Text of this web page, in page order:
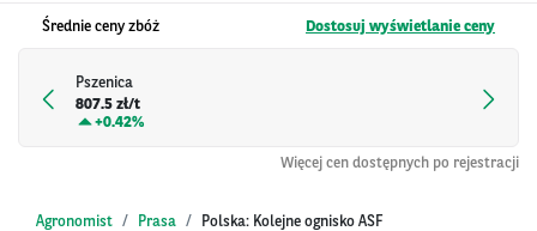
Średnie ceny zbóż Dostosuj wyświetlanie ceny
Pszenica
807.5 zł/t
+0.42%
Więcej cen dostępnych po rejestracji
Agronomist Prasa Polska: Kolejne ognisko ASF